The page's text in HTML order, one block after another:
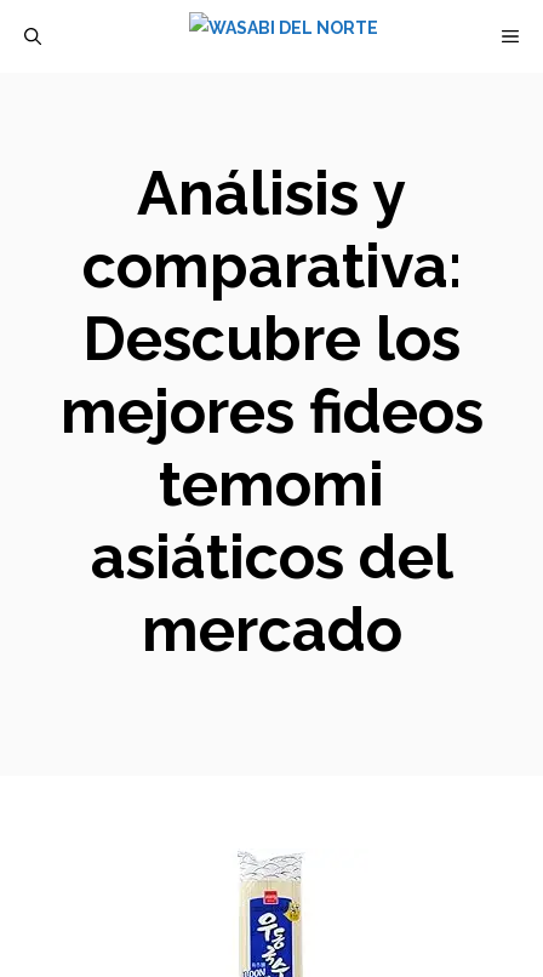
Análisis y
comparativa:
Descubre los
mejores fideos
temomi
asiáticos del
mercado